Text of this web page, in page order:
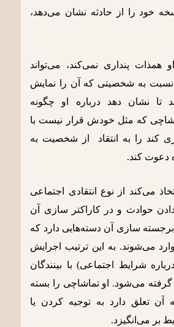
خود را از حادثه نشان می‌دهد،
همذات پنداری نمی‌کند، می‌تواند
به شخصیتی که آن را نمایش
تا نشان دهد درباره او چگونه
که مثل خودش قرار نیست با
کند را به انتقاد از شخصیت به
دعوت کند.
می‌کند از نوع انتقادی اجتماعی
حوادث و در کاراکتر سازی آن
سازی آن دسته‌هایی دارد که
می‌شوند. به این ترتیب اجرایش
شرایط اجتماعی) با بینندگان
می‌شود. او تماشاچی را بسته
آن تعلق دارد به توجیه کردن یا
بر می‌انگیزد.